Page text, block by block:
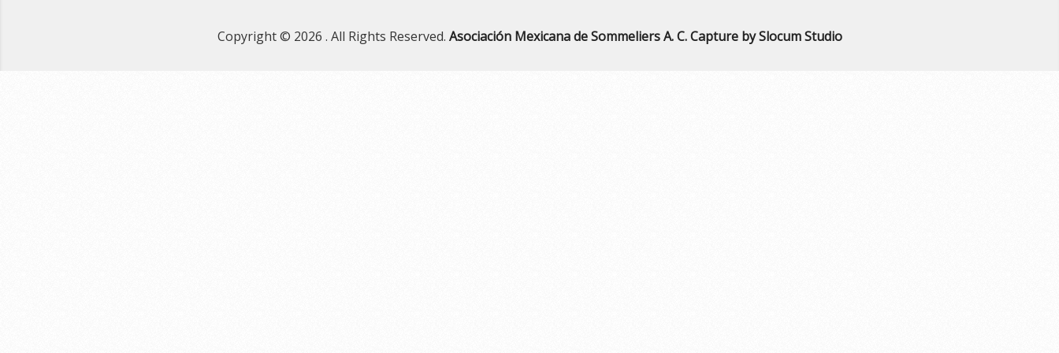
Copyright © 2026 . All Rights Reserved. Asociación Mexicana de Sommeliers A. C. Capture by Slocum Studio